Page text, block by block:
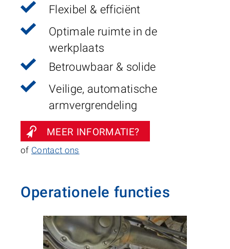
Flexibel & efficiënt
Optimale ruimte in de
werkplaats
Betrouwbaar & solide
Veilige, automatische
armvergrendeling
MEER INFORMATIE?
of Contact ons
Operationele functies